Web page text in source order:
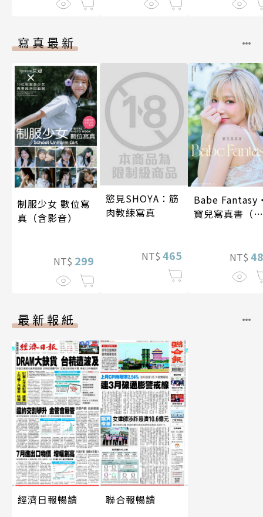
寫真最新
制服少女 數位寫
真（含影音）
NT$ 299
慾見SHOYA：筋
肉教練寫真
NT$ 465
Babe
寶兒寫真書（加
NT$
最新報紙
經濟日報暢讀 聯合報暢讀